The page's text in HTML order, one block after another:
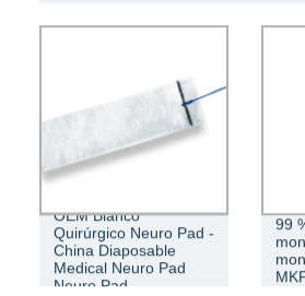
GRANITO
OEM Blanco
Quirúrgico Neuro Pad -
China Diaposable
Medical Neuro Pad
Neuro Pad
99